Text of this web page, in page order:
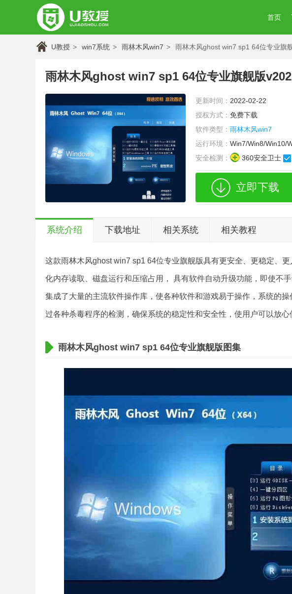
首页
U教授 win7系统 雨林木风win7 雨林木风ghost win7 sp1 64位专业旗
雨林木风ghost win7 sp1 64位专业旗舰版
更新时间： 2022-02-22
授权方式： 免费下载
软件类型： 雨林木风win7
运行环境： Win7/Win8/Win10/
安全检测：
360安全卫士
立即下载
系统介绍 下载地址 相关系统 相关教程
这款雨林木风ghost win7 sp1 64位专业旗舰版具有更安全、更稳定、
化内存读取、磁盘运行和压缩占用， 具有软件自动升级功能，即使不
集成了大量的主流软件操作库，使各种软件和游戏易于操作，系统的
过各种杀毒程序的检测，确保系统的稳定性和安全性，使用户可以放心
雨林木风ghost win7 sp1 64位专业旗舰版图集